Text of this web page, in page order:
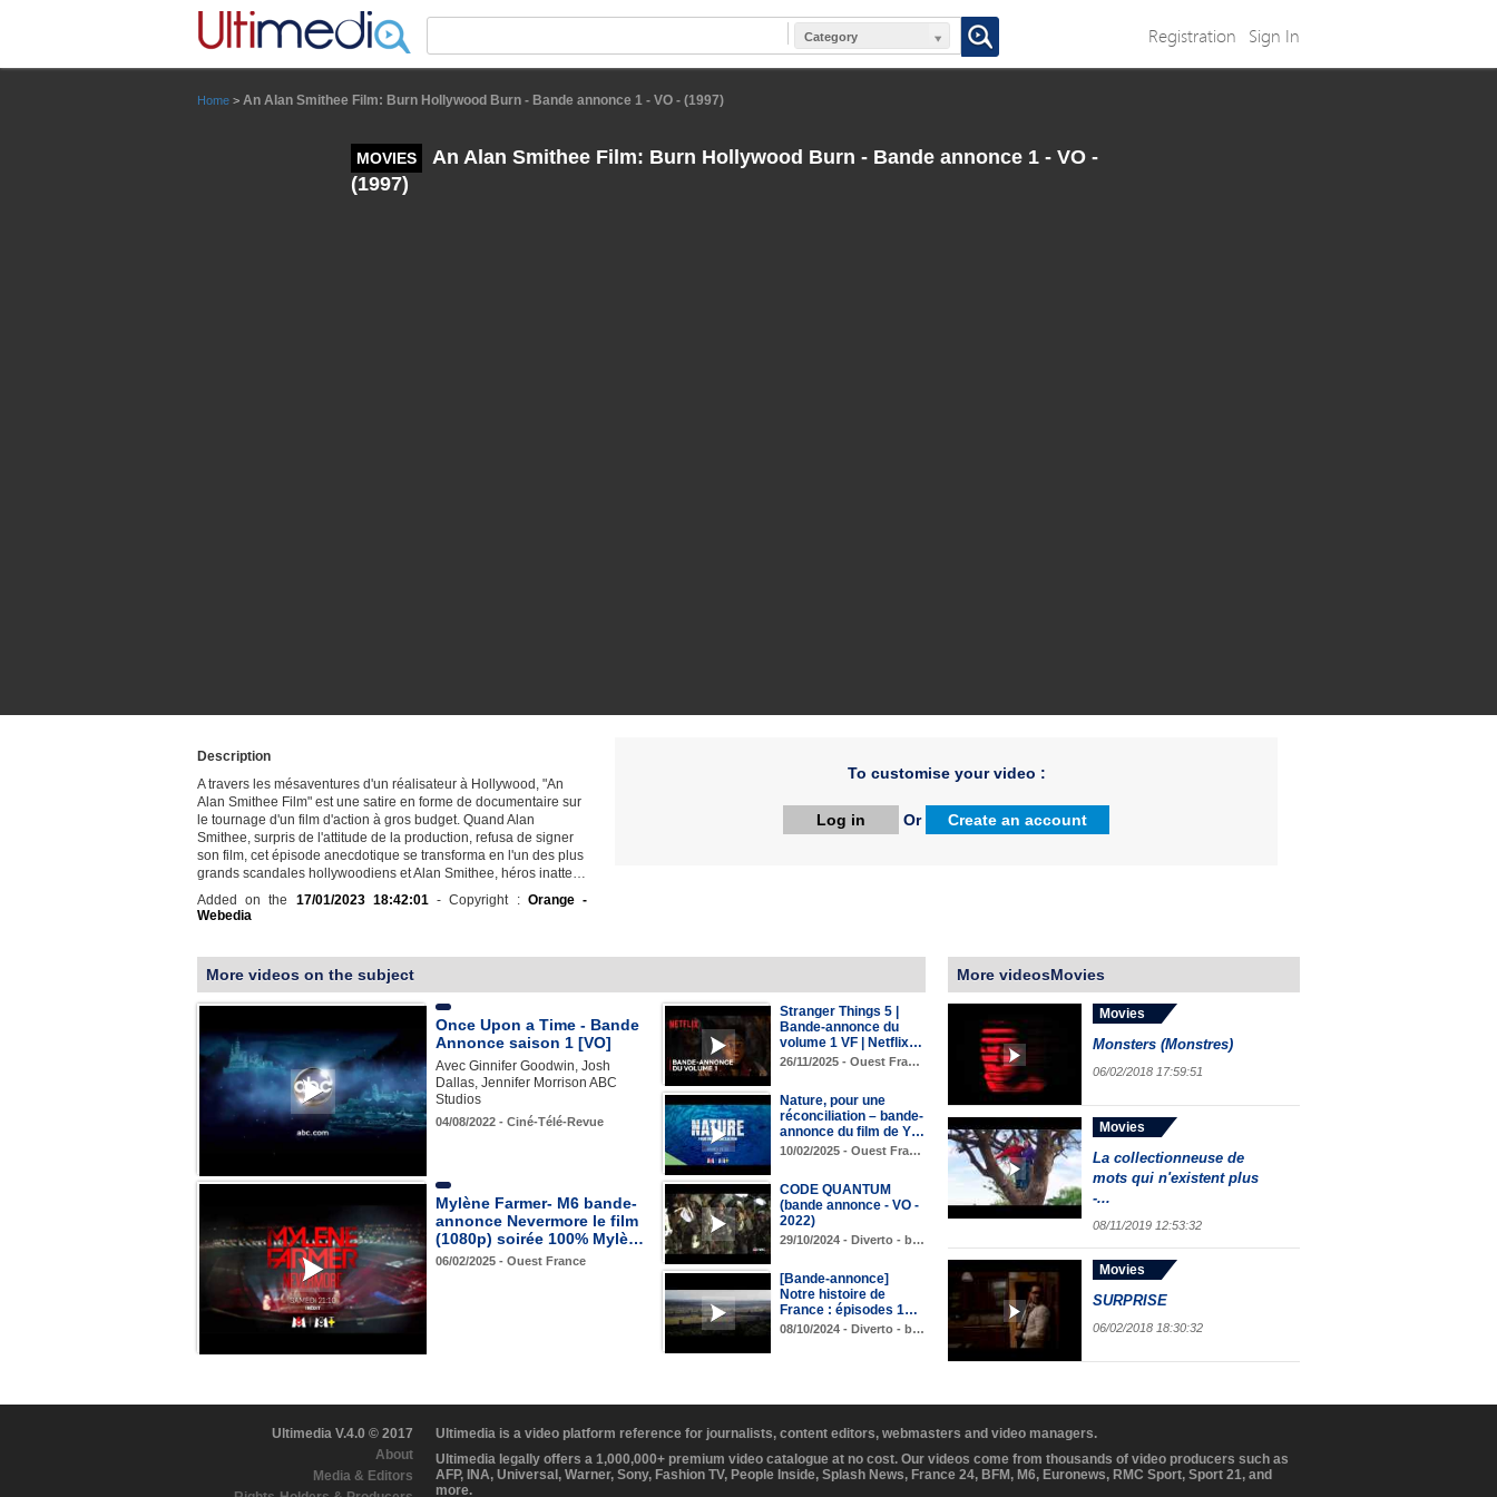
Category Registration Sign In
Home > An Alan Smithee Film: Burn Hollywood Burn - Bande annonce 1 - VO - (1997)
MOVIES
An Alan Smithee Film: Burn Hollywood Burn - Bande annonce 1 - VO -
(1997)
Description
A travers les mésaventures d'un réalisateur à Hollywood, "An
Alan Smithee Film" est une satire en forme de documentaire sur
le tournage d'un film d'action à gros budget. Quand Alan
Smithee, surpris de l'attitude de la production, refusa de signer
son film, cet épisode anecdotique se transforma en l'un des plus
grands scandales hollywoodiens et Alan Smithee, héros inatte…
Added on the 17/01/2023 18:42:01- Copyright : Orange -
Webedia
To customise your video :
Log in Or Create an account
More videos on the subject
Once Upon a Time - Bande
Annonce saison 1 [VO]
Avec Ginnifer Goodwin, Josh
Dallas, Jennifer Morrison ABC
Studios
04/08/2022 - Ciné-Télé-Revue
Stranger Things 5 |
Bande-annonce du
volume 1 VF | Netflix…
26/11/2025 - Ouest Fra…
Nature, pour une
réconciliation – bande-
annonce du film de Y…
10/02/2025 - Ouest Fra…
Mylène Farmer- M6 bande-
annonce Nevermore le film
(1080p) soirée 100% Mylè…
06/02/2025 - Ouest France
CODE QUANTUM
(bande annonce - VO -
2022)
29/10/2024 - Diverto - b…
[Bande-annonce]
Notre histoire de
France : épisodes 1…
08/10/2024 - Diverto - b…
More videosMovies
Movies
Monsters (Monstres)
06/02/2018 17:59:51
Movies
La collectionneuse de
mots qui n'existent plus
-...
08/11/2019 12:53:32
Movies
SURPRISE
06/02/2018 18:30:32
Ultimedia V.4.0 © 2017
About
Media & Editors
Ultimedia is a video platform reference for journalists, content editors, webmasters and video managers.
Ultimedia legally offers a 1,000,000+ premium video catalogue at no cost. Our videos come from thousands of video producers such as
AFP, INA, Universal, Warner, Sony, Fashion TV, People Inside, Splash News, France 24, BFM, M6, Euronews, RMC Sport, Sport 21, and
more.